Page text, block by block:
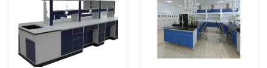
회사 소개
접촉